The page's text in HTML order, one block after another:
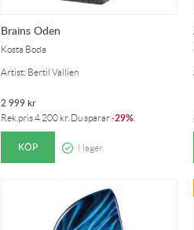
Brains Oden
Kosta Boda
Artist: Bertil Vallien
2 999kr
Rek.pris4 200 kr. Du sparar-29%
KÖP I lager.